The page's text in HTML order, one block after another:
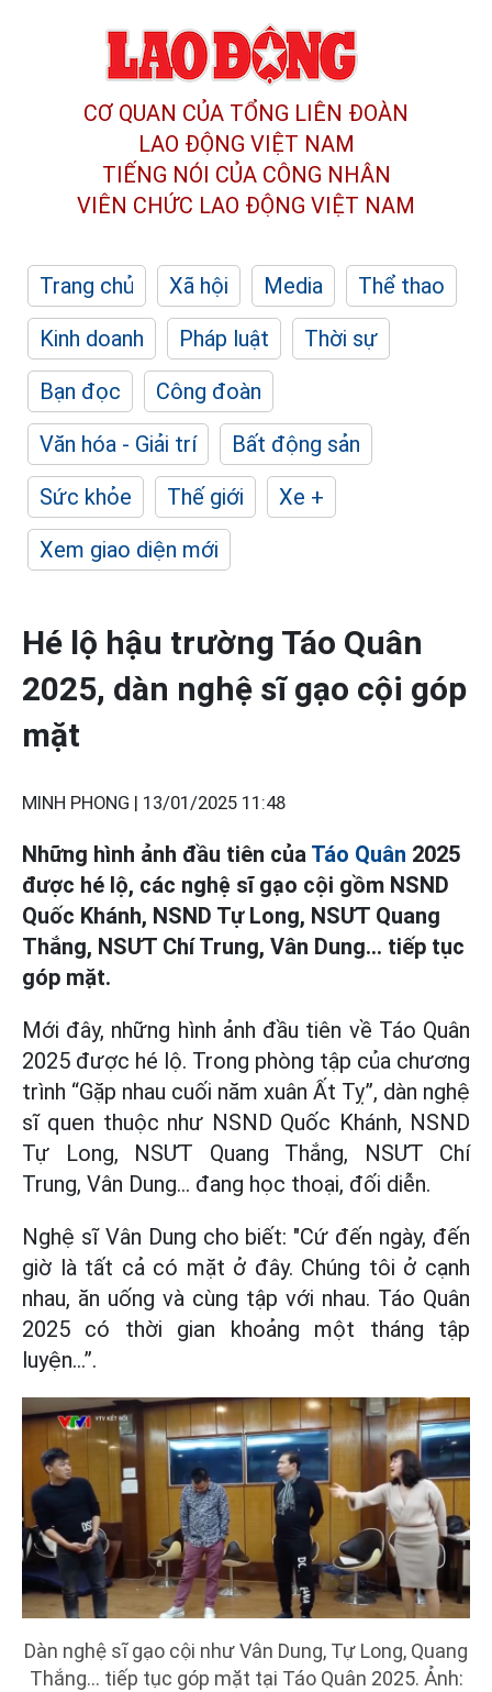
CƠ QUAN CỦA TỔNG LIÊN ĐOÀN
LAO ĐỘNG VIỆT NAM
TIẾNG NÓI CỦA CÔNG NHÂN
VIÊN CHỨC LAO ĐỘNG VIỆT NAM
Trang chủ Xã hội Media
Thể thao
Kinh doanh
Pháp luật
Thời sự
Bạn đọc
Công đoàn
Văn hóa - Giải trí
Bất động sản
Sức khỏe
Thế giới
Xe +
Xem giao diện mới
Hé lộ hậu trường Táo Quân
2025, dàn nghệ sĩ gạo cội góp
mặt
MINH PHONG | 13/01/2025 11:48
Những hình ảnh đầu tiên của Táo Quân 2025
được hé lộ, các nghệ sĩ gạo cội gồm NSND
Quốc Khánh, NSND Tự Long, NSƯT Quang
Thắng, NSƯT Chí Trung, Vân Dung… tiếp tục
góp mặt.
Mới đây, những hình ảnh đầu tiên về Táo Quân
2025 được hé lộ. Trong phòng tập của chương
trình “Gặp nhau cuối năm xuân Ất Tỵ”, dàn nghệ
sĩ quen thuộc như NSND Quốc Khánh, NSND
Tự Long, NSƯT Quang Thắng, NSƯT Chí
Trung, Vân Dung... đang học thoại, đối diễn.
Nghệ sĩ Vân Dung cho biết: "Cứ đến ngày, đến
giờ là tất cả có mặt ở đây. Chúng tôi ở cạnh
nhau, ăn uống và cùng tập với nhau. Táo Quân
2025 có thời gian khoảng một tháng tập
luyện…”.
Dàn nghệ sĩ gạo cội như Vân Dung, Tự Long, Quang
Thắng... tiếp tục góp mặt tại Táo Quân 2025. Ảnh: